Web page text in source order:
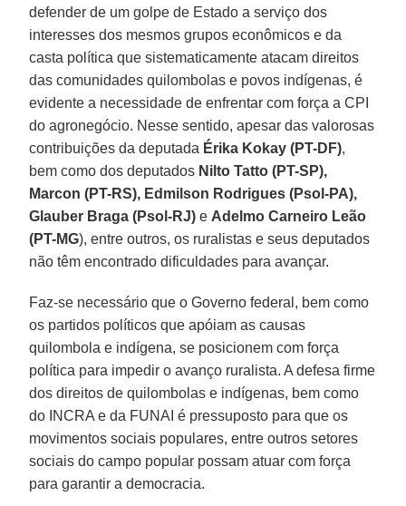
defender de um golpe de Estado a serviço dos
interesses dos mesmos grupos econômicos e da
casta política que sistematicamente atacam direitos
das comunidades quilombolas e povos indígenas, é
evidente a necessidade de enfrentar com força a CPI
do agronegócio. Nesse sentido, apesar das valorosas
contribuições da deputada Érika Kokay (PT-DF),
bem como dos deputados Nilto Tatto (PT-SP),
Marcon (PT-RS), Edmilson Rodrigues (Psol-PA),
Glauber Braga (Psol-RJ) e Adelmo Carneiro Leão
(PT-MG), entre outros, os ruralistas e seus deputados
não têm encontrado dificuldades para avançar.
Faz-se necessário que o Governo federal, bem como
os partidos políticos que apóiam as causas
quilombola e indígena, se posicionem com força
política para impedir o avanço ruralista. A defesa firme
dos direitos de quilombolas e indígenas, bem como
do INCRA e da FUNAI é pressuposto para que os
movimentos sociais populares, entre outros setores
sociais do campo popular possam atuar com força
para garantir a democracia.